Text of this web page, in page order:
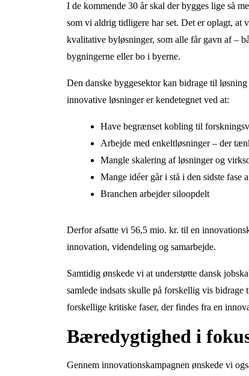
I de kommende 30 år skal der bygges lige så
som vi aldrig tidligere har set. Det er oplagt, at
kvalitative byløsninger, som alle får gavn af –
bygningerne eller bo i byerne.
Den danske byggesektor kan bidrage til
innovative løsninger er kendetegnet ved at:
Have begrænset kobling til
Arbejde med enkeltløsninger – der
Mangle skalering af løsninger og
Mange idéer går i stå i den sidste fase
Branchen arbejder siloopdelt
Derfor afsatte vi 56,5 mio. kr. til en
innovation, videndeling og samarbejde.
Samtidig ønskede vi at understøtte dansk
samlede indsats skulle på forskellig vis
forskellige kritiske faser, der findes fra en
Bæredygtighed i
Gennem innovationskampagnen ønskede vi